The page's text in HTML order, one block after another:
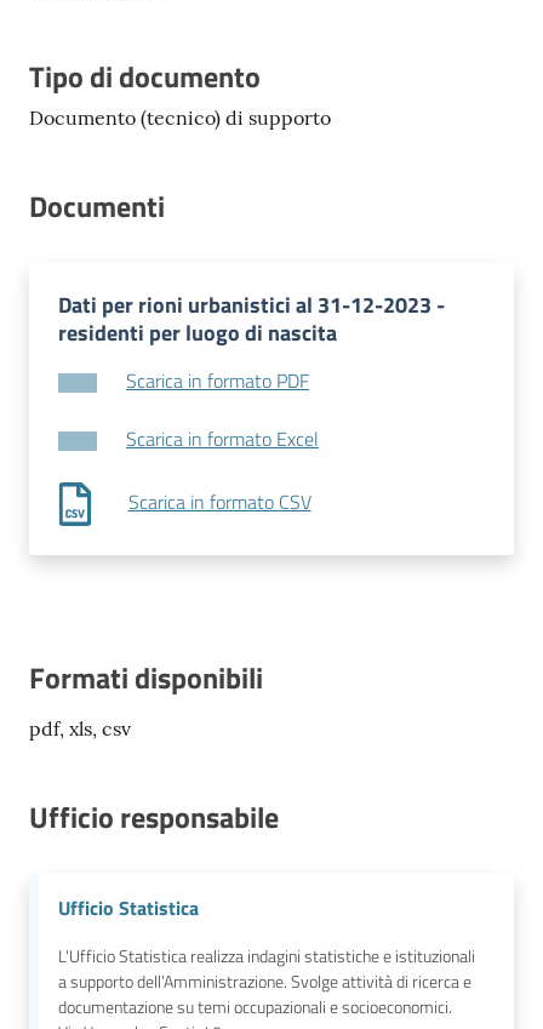
Tipo di documento
Documento (tecnico) di supporto
Documenti
Dati per rioni urbanistici al 31-12-2023 -
residenti per luogo di nascita
Scarica in formato PDF
Scarica in formato Excel
Scarica in formato CSV
Formati disponibili
pdf, xls, csv
Ufficio responsabile
Ufficio Statistica
L'Ufficio Statistica realizza indagini statistiche e istituzionali
a supporto dell’Amministrazione. Svolge attività di ricerca e
documentazione su temi occupazionali e socioeconomici.